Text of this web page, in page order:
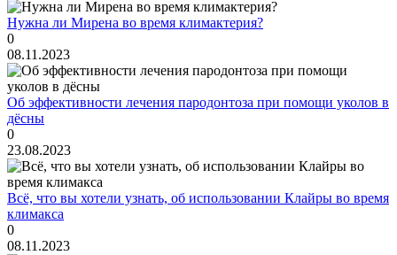
Нужна ли Мирена во время климактерия?
0
08.11.2023
Об эффективности лечения пародонтоза при помощи уколов в
дёсны
0
23.08.2023
Всё, что вы хотели узнать, об использовании Клайры во время
климакса
0
08.11.2023